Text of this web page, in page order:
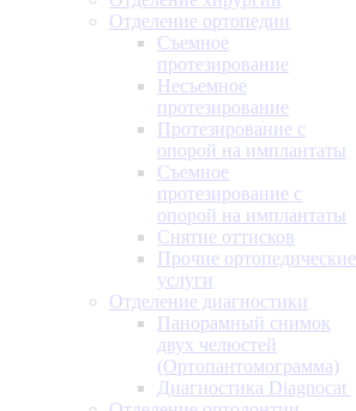
Отделение ортопедии
Съемное
протезирование
Несъемное
протезирование
Протезирование с
опорой на имплантаты
Съемное
протезирование с
опорой на имплантаты
Снятие оттисков
Прочие ортопедические
услуги
Отделение диагностики
Панорамный снимок
двух челюстей
(Ортопантомограмма)
Диагностика Diagnocat